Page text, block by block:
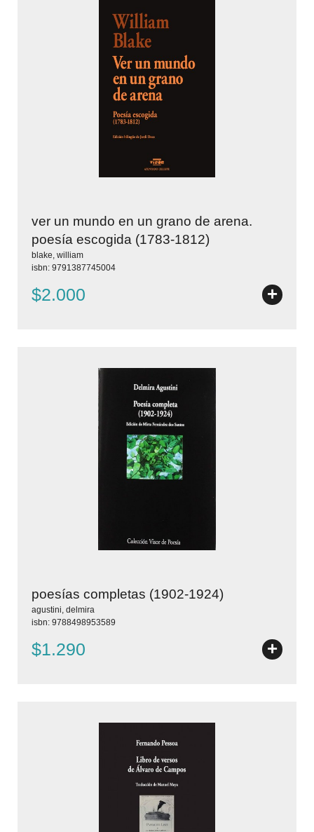
ver un mundo en un grano de arena.
poesía escogida (1783-1812)
blake, william
isbn: 9791387745004
$2.000 +
poesías completas (1902-1924)
agustini, delmira
isbn: 9788498953589
$1.290 +